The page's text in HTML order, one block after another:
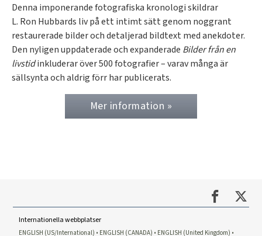
Denna imponerande fotografiska kronologi skildrar
L. Ron Hubbards liv på ett intimt sätt genom noggrant
restaurerade bilder och detaljerad bildtext med anekdoter.
Den nyligen uppdaterade och expanderade Bilder från en
livstidinkluderar över 500 fotografier – varav många är
sällsynta och aldrig förr har publicerats.
Mer information »
Internationella webbplatser
ENGLISH (US/International) ENGLISH (CANADA) ENGLISH (United Kingdom)